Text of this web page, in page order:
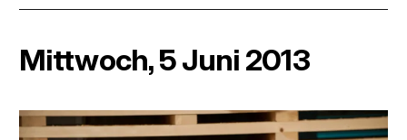
Mittwoch, 5 Juni 2013